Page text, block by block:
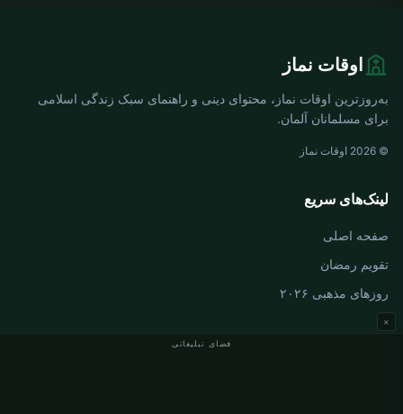
فضای تبلیغاتی
×
اوقات نماز
به‌روزترین اوقات نماز، محتوای دینی و راهنمای سبک زندگی اسلامی
برای مسلمانان آلمان.
© 2026 اوقات نماز
لینک‌های سریع
صفحه اصلی
تقویم رمضان
روزهای مذهبی ۲۰۲۶